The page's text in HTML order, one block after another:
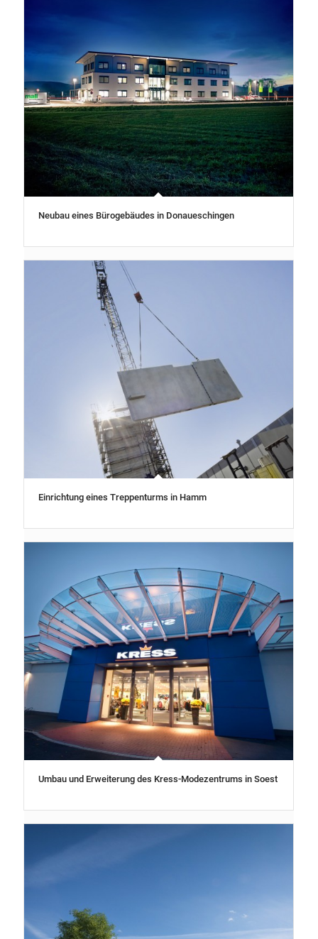
Neubau eines Bürogebäudes in Donaueschingen
Einrichtung eines Treppenturms in Hamm
Umbau und Erweiterung des Kress-Modezentrums in Soest